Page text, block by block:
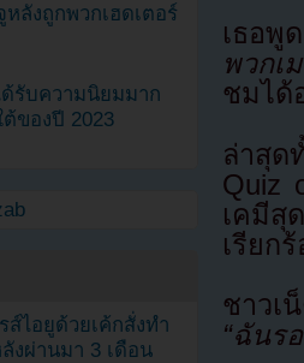
เธอ
พวกเ
ชมได้
ล่าสุด
Quiz
เคมีสุ
เรียก
ชาวเ
“ฉันร
ลังถูกพวกเฮดเตอร์
รับความนิยมมาก
ของปี 2023
ส์ไอยูด้วยเค้กสั่งทำ
งผ่านมา 3 เดือน